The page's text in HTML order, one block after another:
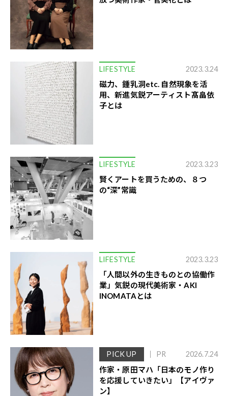
LIFESTYLE 2023.3.24
磁力、鍾乳洞etc. 自然現象を活
用、新進気鋭アーティスト髙畠依
子とは
LIFESTYLE 2023.3.23
賢くアートを買うための、８つ
の“深”常識
LIFESTYLE 2023.3.23
「人間以外の生きものとの協働作
業」気鋭の現代美術家・AKI
INOMATAとは
PICK UP PR 2026.7.24
作家・原田マハ「日本のモノ作り
を応援していきたい」【アイヴァ
ン】